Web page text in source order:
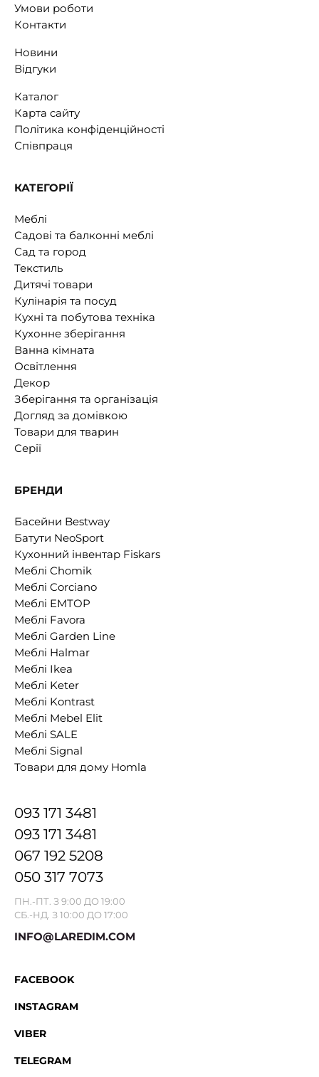
Умови роботи
Контакти
Новини
Відгуки
Каталог
Карта сайту
Політика конфіденційності
Співпраця
КАТЕГОРІЇ
Меблі
Садові та балконні меблі
Сад та город
Текстиль
Дитячі товари
Кулінарія та посуд
Кухні та побутова техніка
Кухонне зберігання
Ванна кімната
Освітлення
Декор
Зберігання та організація
Догляд за домівкою
Товари для тварин
Серії
БРЕНДИ
Басейни Bestway
Батути NeoSport
Кухонний інвентар Fiskars
Меблі Chomik
Меблі Corciano
Меблі EMTOP
Меблі Favora
Меблі Garden Line
Меблі Halmar
Меблі Ikea
Меблі Keter
Меблі Kontrast
Меблі Mebel Elit
Меблі SALE
Меблі Signal
Товари для дому Homla
093 171 3481
093 171 3481
067 192 5208
050 317 7073
ПН.-ПТ. З 9:00 ДО 19:00
СБ.-НД. З 10:00 ДО 17:00
INFO@LAREDIM.COM
FACEBOOK
INSTAGRAM
VIBER
TELEGRAM